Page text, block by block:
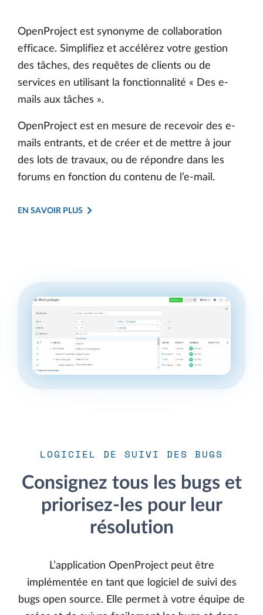
OpenProject est synonyme de collaboration
efficace. Simplifiez et accélérez votre gestion
des tâches, des requêtes de clients ou de
services en utilisant la fonctionnalité « Des e-
mails aux tâches ».
OpenProject est en mesure de recevoir des e-
mails entrants, et de créer et de mettre à jour
des lots de travaux, ou de répondre dans les
forums en fonction du contenu de l’e-mail.
EN SAVOIR PLUS
LOGICIEL DE SUIVI DES BUGS
Consignez tous les bugs et
priorisez-les pour leur
résolution
L’application OpenProject peut être
implémentée en tant que logiciel de suivi des
bugs open source. Elle permet à votre équipe de